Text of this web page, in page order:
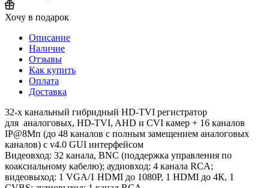
Хочу в подарок
Описание
Наличие
Отзывы
Как купить
Оплата
Доставка
32-х канальный гибридный HD-TVI регистратор
для аналоговых, HD-TVI, AHD и CVI камер + 16 каналов
IP@8Мп (до 48 каналов с полным замещением аналоговых
каналов) с v4.0 GUI интерфейсом
Видеовход: 32 канала, BNC (поддержка управления по
коаксиальному кабелю); аудиовход: 4 канала RCA;
видеовыход: 1 VGA/1 HDMI до 1080Р, 1 HDMI до 4К, 1